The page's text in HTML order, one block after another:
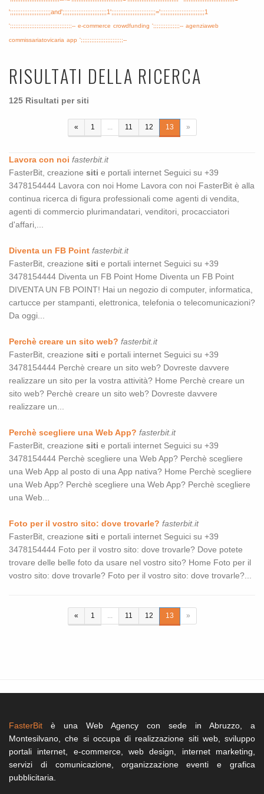
';;;;;;;;;;;;;;;;;;;;;;;and';;;;;;;;;;;;;;;;;;;;;;;;;1';;;;;;;;;;;;;;;;;;;;;;;;;=';;;;;;;;;;;;;;;;;;;;;;;;;1
';;;;;;;;;;;;;;;;;;;;;;;;;;;;;;;;;;;-- e-commerce crowdfunding ';;;;;;;;;;;;;;;-- agenziaweb
commissariatovicaria app ';;;;;;;;;;;;;;;;;;;;;;;;--
RISULTATI DELLA RICERCA
125 Risultati per siti
« 1 11 12 13 »
Lavora con noi fasterbit.it
FasterBit, creazione siti e portali internet Seguici su +39
3478154444 Lavora con noi Home Lavora con noi FasterBit è alla
continua ricerca di figura professionali come agenti di vendita,
agenti di commercio plurimandatari, venditori, procacciatori
d'affari,...
Diventa un FB Point fasterbit.it
FasterBit, creazione siti e portali internet Seguici su +39
3478154444 Diventa un FB Point Home Diventa un FB Point
DIVENTA UN FB POINT! Hai un negozio di computer, informatica,
cartucce per stampanti, elettronica, telefonia o telecomunicazioni?
Da oggi...
Perchè creare un sito web? fasterbit.it
FasterBit, creazione siti e portali internet Seguici su +39
3478154444 Perchè creare un sito web? Dovreste davvere
realizzare un sito per la vostra attività? Home Perchè creare un
sito web? Perchè creare un sito web? Dovreste davvere
realizzare un...
Perchè scegliere una Web App? fasterbit.it
FasterBit, creazione siti e portali internet Seguici su +39
3478154444 Perchè scegliere una Web App? Perchè scegliere
una Web App al posto di una App nativa? Home Perchè scegliere
una Web App? Perchè scegliere una Web App? Perchè scegliere
una Web...
Foto per il vostro sito: dove trovarle? fasterbit.it
FasterBit, creazione siti e portali internet Seguici su +39
3478154444 Foto per il vostro sito: dove trovarle? Dove potete
trovare delle belle foto da usare nel vostro sito? Home Foto per il
vostro sito: dove trovarle? Foto per il vostro sito: dove trovarle?...
« 1 11 12 13 »
FasterBit è una Web Agency con sede in Abruzzo, a
Montesilvano, che si occupa di realizzazione siti web, sviluppo
portali internet, e-commerce, web design, internet marketing,
servizi di comunicazione, organizzazione eventi e grafica
pubblicitaria.